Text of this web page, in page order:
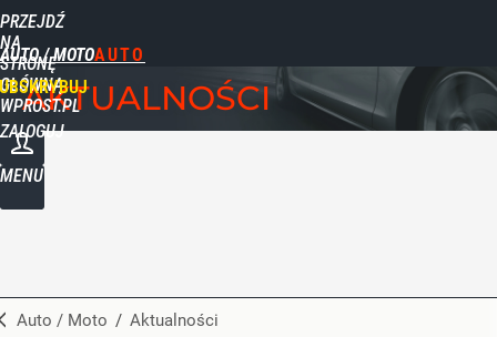
PRZEJDŹ
NA
STRONĘ
GŁÓWNĄ
WPROST.PL
AUTO / MOTO
ZALOGUJ
MENU
AKTUALNOŚCI
Auto / Moto / Aktualności